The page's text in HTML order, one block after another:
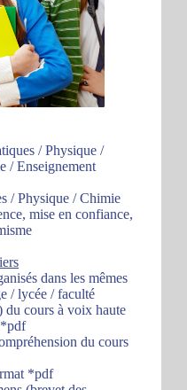
/ Physique /
/ Enseignement
/ Physique / Chimie
mise en confiance,
dans les mêmes
/ lycée / faculté
cours à voix haute
*pdf
du cours
*pdf